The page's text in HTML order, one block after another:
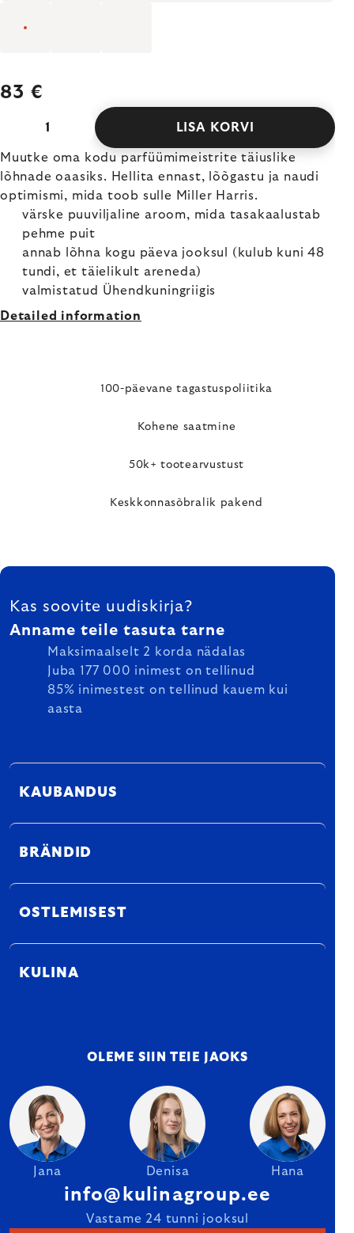
83 €
LISA KORVI
Muutke oma kodu parfüümimeistrite täiuslike
lõhnade oaasiks. Hellita ennast, lõõgastu ja naudi
optimismi, mida toob sulle Miller Harris.
värske puuviljaline aroom, mida tasakaalustab
pehme puit
annab lõhna kogu päeva jooksul (kulub kuni 48
tundi, et täielikult areneda)
valmistatud Ühendkuningriigis
Detailed information
100-päevane tagastuspoliitika
Kohene saatmine
50k+ tootearvustust
Keskkonnasõbralik pakend
FOOTER
Kas soovite uudiskirja?
Anname teile tasuta tarne
Maksimaalselt 2 korda nädalas
Juba 177 000 inimest on tellinud
85% inimestest on tellinud kauem kui
aasta
KAUBANDUS
BRÄNDID
OSTLEMISEST
KULINA
OLEME SIIN TEIE JAOKS
Jana Denisa Hana
info@kulinagroup.ee
Vastame 24 tunni jooksul